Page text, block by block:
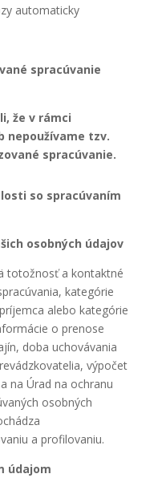
automaticky
spracúvanie
že v rámci
nepoužívame tzv.
spracúvanie.
so spracúvaním
osobných údajov
totožnosť a kontaktné
kategórie
alebo kategórie
o prenose
doba uchovávania
výpočet
na Úrad na ochranu
osobných
a profilovaniu.
údajom